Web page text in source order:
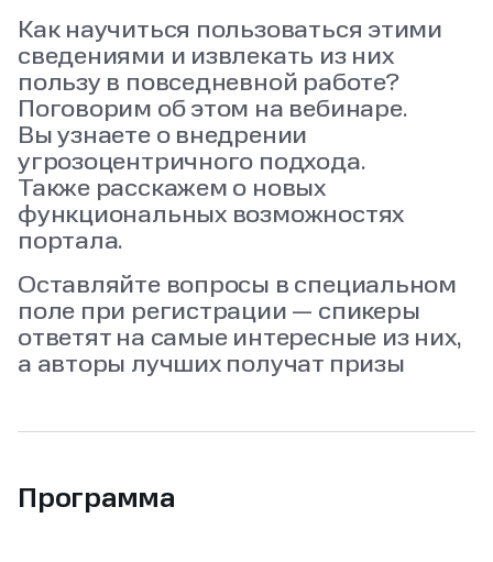
Как научиться пользоваться этими
сведениями и извлекать из них
пользу в повседневной работе?
Поговорим об этом на вебинаре.
Вы узнаете о внедрении
угрозоцентричного подхода.
Также расскажем о новых
функциональных возможностях
портала.
Оставляйте вопросы в специальном
поле при регистрации — спикеры
ответят на самые интересные из них,
а авторы лучших получат призы
Программа